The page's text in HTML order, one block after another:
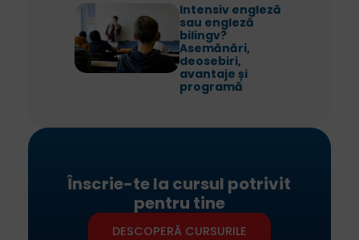
Intensiv engleză
sau engleză
bilingv?
Asemănări,
deosebiri,
avantaje și
programă
Înscrie-te la cursul potrivit
pentru tine
DESCOPERĂ CURSURILE